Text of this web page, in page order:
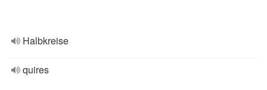
Halbkreise
quires